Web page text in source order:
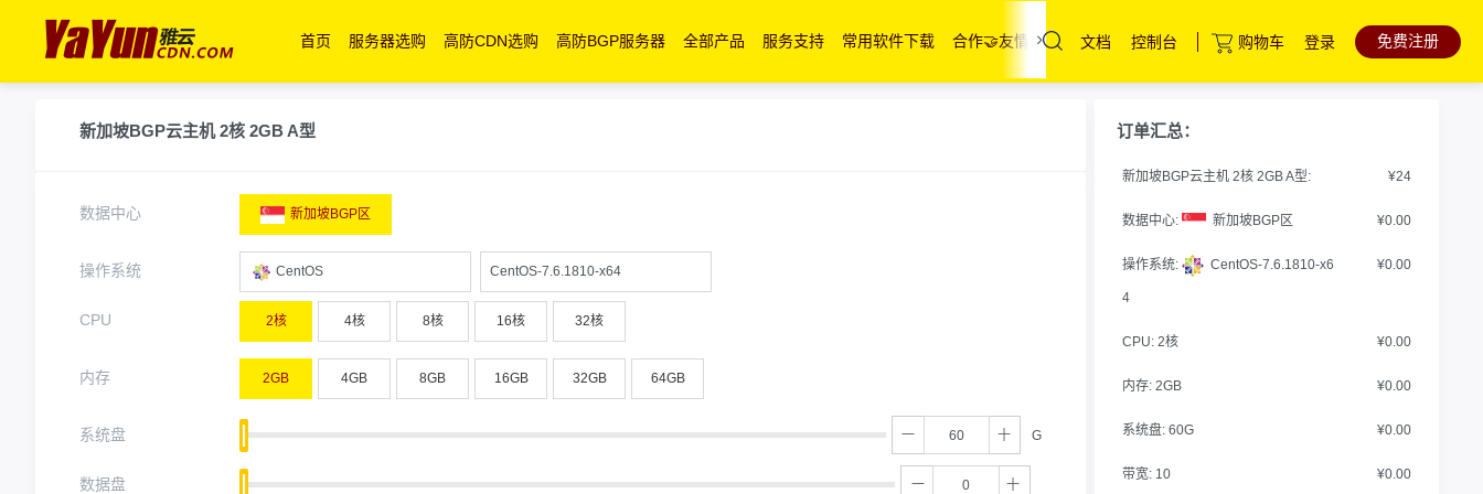
首页 服务器选购 高防CDN选购 高防BGP服务器 全部产品 服务支持 常用软件下载 合作🤝友情链接 联系我们
控制台
文档 控制台 购物车 登录 免费注册
新加坡BGP云主机 2核 2GB A型
数据中心 新加坡BGP区
操作系统 CentOS CentOS-7.6.1810-x64
CPU 2核 4核 8核 16核 32核
内存 2GB 4GB 8GB 16GB 32GB 64GB
系统盘 G
数据盘
订单汇总：
新加坡BGP云主机 2核 2GB A型: ¥24
数据中心: 新加坡BGP区 ¥0.00
操作系统: CentOS-7.6.1810-x6
4
¥0.00
CPU: 2核 ¥0.00
内存: 2GB ¥0.00
系统盘: 60G ¥0.00
带宽: 10 ¥0.00